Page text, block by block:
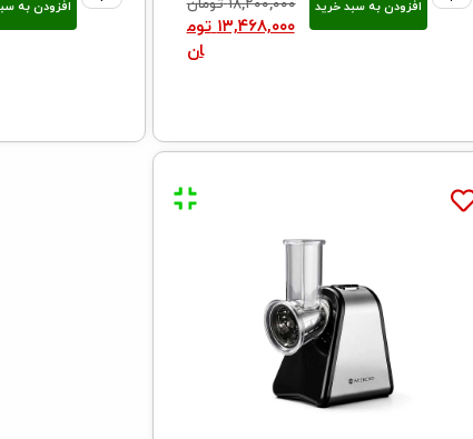
افزودن به سبد خرید ۱۸,۲۰۰,۰۰۰ تومان
۱۳,۴۶۸,۰۰۰ توم
ان
افزودن به